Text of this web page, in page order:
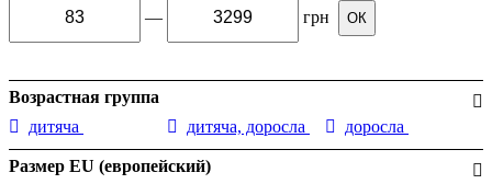
— грн ОК
Возрастная группа
дитяча
дитяча, доросла доросла
Размер EU (европейский)